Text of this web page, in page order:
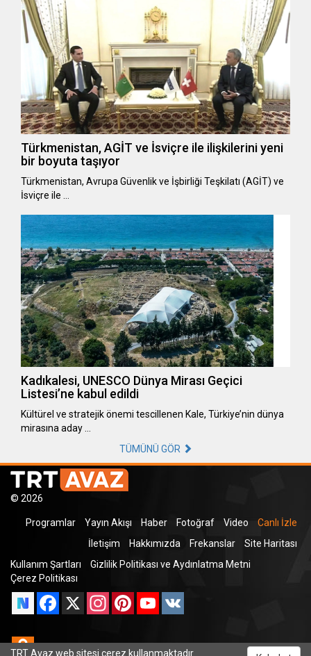
Türkmenistan, AGİT ve İsviçre ile ilişkilerini yeni
bir boyuta taşıyor
Türkmenistan, Avrupa Güvenlik ve İşbirliği Teşkilatı (AGİT) ve
İsviçre ile …
Kadıkalesi, UNESCO Dünya Mirası Geçici
Listesi’ne kabul edildi
Kültürel ve stratejik önemi tescillenen Kale, Türkiye’nin dünya
mirasına aday …
TÜMÜNÜ GÖR
© 2026
Programlar Yayın Akışı Haber Fotoğraf Video
Canlı İzle
İletişim
Hakkımızda Frekanslar
Site Haritası
Kullanım Şartları
Gizlilik Politikası ve Aydınlatma Metni
Çerez Politikası
Facebook
X InstagramPinterestYouTube
Odnoklassniki
TRT Avaz web sitesi çerez kullanmaktadır.